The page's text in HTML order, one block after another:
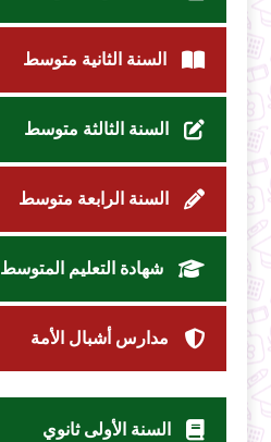
السنة الثانية متوسط
السنة الثالثة متوسط
السنة الرابعة متوسط
شهادة التعليم المتوسط
مدارس أشبال الأمة
السنة الأولى ثانوي